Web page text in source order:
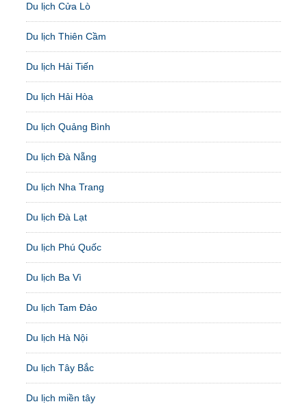
Du lịch Cửa Lò
Du lịch Thiên Cầm
Du lịch Hải Tiến
Du lịch Hải Hòa
Du lịch Quảng Bình
Du lịch Đà Nẵng
Du lịch Nha Trang
Du lịch Đà Lạt
Du lịch Phú Quốc
Du lịch Ba Vì
Du lịch Tam Đảo
Du lịch Hà Nội
Du lịch Tây Bắc
Du lịch miền tây